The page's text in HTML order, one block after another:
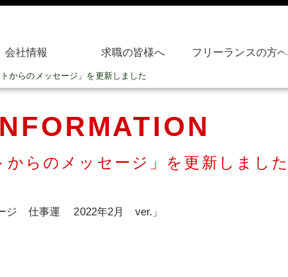
会社情報 求職の皆様へ フリーランスの方へ
からのメッセージ」を更新しました
からのメッセージ」を更新しました
ージ 仕事運 2022年2月 ver.」